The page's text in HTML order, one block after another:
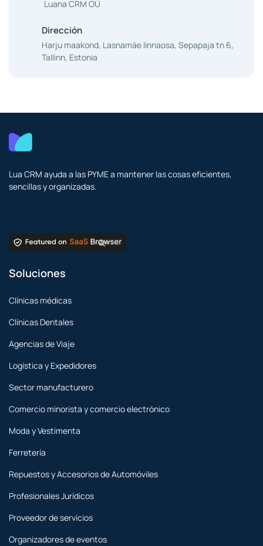
Luana CRM OÜ
Dirección
Harju maakond, Lasnamäe linnaosa, Sepapaja tn 6,
Tallinn, Estonia
Lua CRM ayuda a las PYME a mantener las cosas eficientes,
sencillas y organizadas.
Soluciones
Clínicas médicas
Clínicas Dentales
Agencias de Viaje
Logística y Expedidores
Sector manufacturero
Comercio minorista y comercio electrónico
Moda y Vestimenta
Ferretería
Repuestos y Accesorios de Automóviles
Profesionales Jurídicos
Proveedor de servicios
Organizadores de eventos